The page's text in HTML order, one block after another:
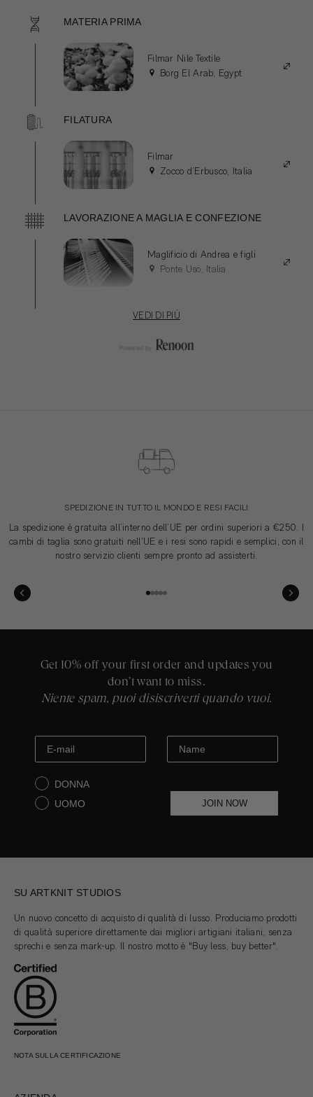
MATERIA PRIMA
Filmar Nile Textile
Borg El Arab, Egypt
FILATURA
Filmar
Zocco d’Erbusco, Italia
LAVORAZIONE A MAGLIA E CONFEZIONE
Maglificio di Andrea e figli
Ponte Uso, Italia
COMPONENTI E ACCESSORI
Gladiotex
Modena, Italia
Pavarotti Fashion Packaging srl
Carpi, Italia
Tomasi Master
VEDI DI PIÙ
SPEDIZIONE IN TUTTO IL MONDO E RESI FACILI
La spedizione è gratuita all’interno dell’UE per ordini superiori a €250. I
cambi di taglia sono gratuiti nell’UE e i resi sono rapidi e semplici, con il
nostro servizio clienti sempre pronto ad assisterti.
Gehe zu Element 1
Gehe zu Element 2
Gehe zu Element 3
Gehe zu Element 4
Gehe zu Element 5
Get 10% off your first order and updates you
don’t want to miss.
Niente spam, puoi disiscriverti quando vuoi.
DONNA
UOMO
JOIN NOW
SU ARTKNIT STUDIOS
Un nuovo concetto di acquisto di qualità di lusso. Produciamo prodotti
di qualità superiore direttamente dai migliori artigiani italiani, senza
sprechi e senza mark-up. Il nostro motto è "Buy less, buy better".
NOTA SULLA CERTIFICAZIONE